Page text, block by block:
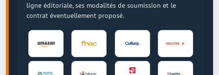
ligne éditoriale, ses modalités de soumission et le
contrat éventuellement proposé.